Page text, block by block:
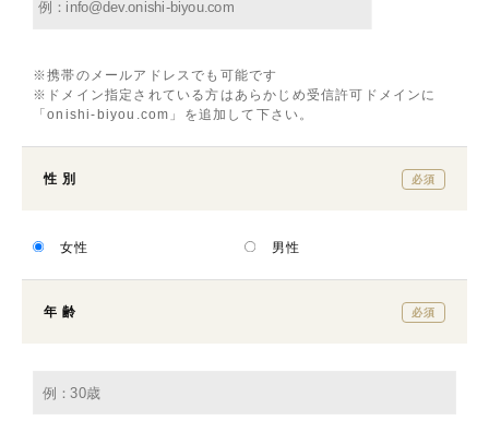
※携帯のメールアドレスでも可能です
※ドメイン指定されている方はあらかじめ受信許可ドメインに
「onishi-biyou.com」を追加して下さい。
性 別 必須
女性 男性
年 齢 必須